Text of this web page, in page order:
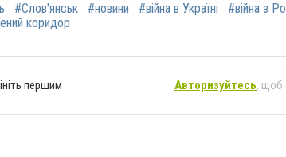
#Слов'янськ #новини #війна в Україні
#війна з
коридор
першим Авторизуйтесь, щоб